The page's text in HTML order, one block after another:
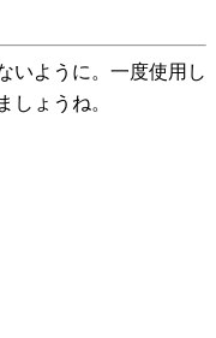
いように。一度使用し
しょうね。